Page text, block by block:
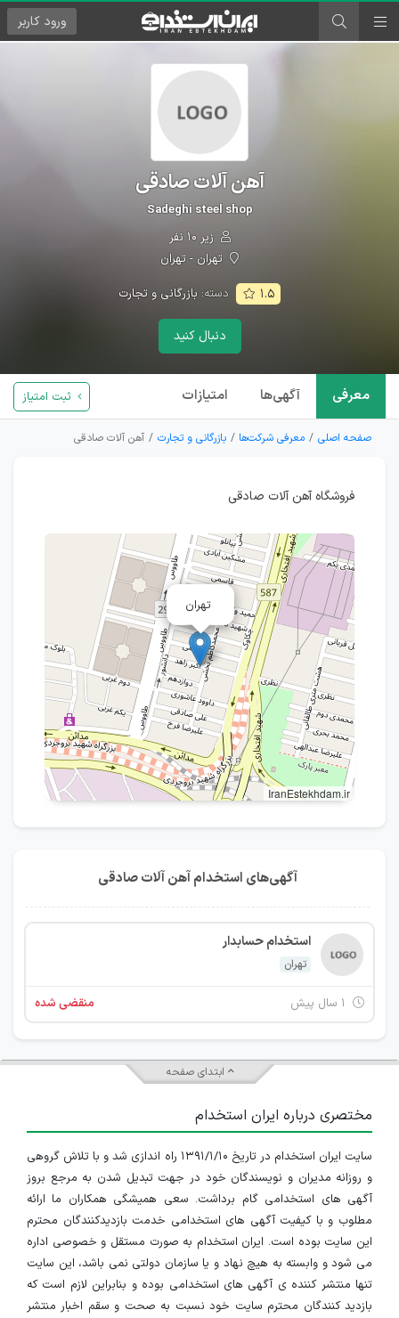
ورود کاربر
آهن آلات صادقی
Sadeghi steel shop
زیر ۱۰ نفر
تهران - تهران
۱.۵ دسته: بازرگانی و تجارت
دنبال کنید
معرفی آگهی‌ها امتیازات ثبت امتیاز
صفحه اصلی معرفی شرکت‌ها بازرگانی و تجارت آهن آلات صادقی
فروشگاه آهن آلات صادقی
تهران
IranEstekhdam.ir
آگهی‌های استخدام آهن آلات صادقی
استخدام حسابدار
تهران
منقضی شده
ابتدای صفحه
مختصری درباره ایران استخدام
سایت ایران استخدام در تاریخ ۱۳۹۱/۱/۱۰ راه اندازی شد و با تلاش گروهی
و روزانه مدیران و نویسندگان خود در جهت تبدیل شدن به مرجع بروز
آگهی های استخدامی گام برداشت. سعی همیشگی همکاران ما ارائه
مطلوب و با کیفیت آگهی های استخدامی خدمت بازدیدکنندگان محترم
این سایت بوده است. ایران استخدام به صورت مستقل و خصوصی اداره
می شود و وابسته به هیچ نهاد و یا سازمان دولتی نمی باشد، این سایت
تنها منتشر کننده ی آگهی های استخدامی بوده و بنابراین لازم است که
بازدید کنندگان محترم سایت خود نسبت به صحت و سقم اخبار منتشر